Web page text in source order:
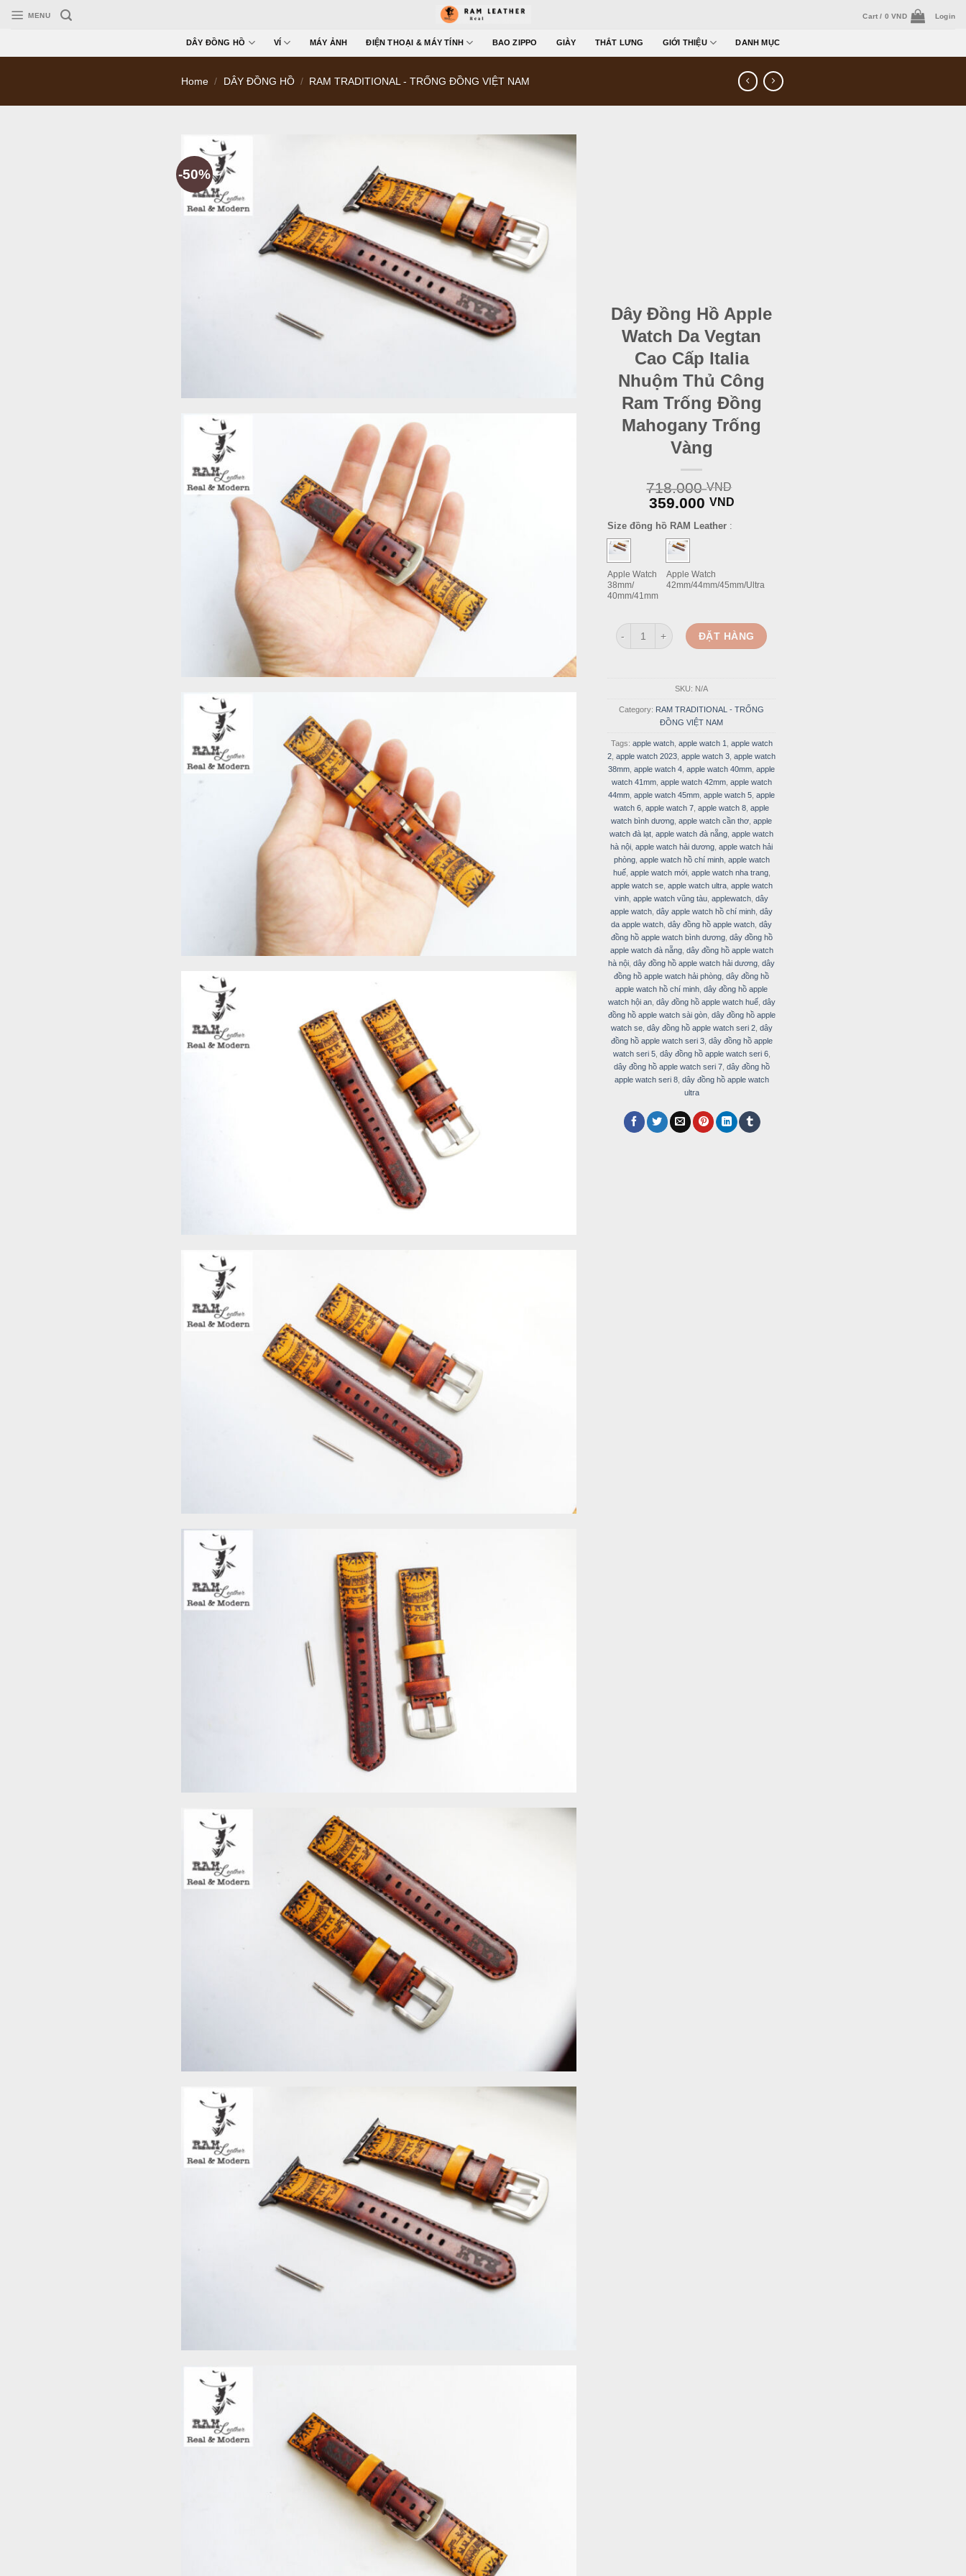
MENU Cart / 0VND Login
DÂY ĐỒNG HỒ VÍ MÁY ẢNH ĐIỆN THOẠI & MÁY TÍNH BAO ZIPPO GIÀY THẮT LƯNG GIỚI THIỆU DANH MỤC
Home / DÂY ĐỒNG HỒ / RAM TRADITIONAL - TRỐNG ĐỒNG VIỆT NAM
-50%
Dây Đồng Hồ Apple
Watch Da Vegtan
Cao Cấp Italia
Nhuộm Thủ Công
Ram Trống Đồng
Mahogany Trống
Vàng
718.000VND
Original
price
was:
718.000 VND.
359.000 VNDCurrent
Size đồng hồ RAM Leather :
Apple Watch
38mm/
40mm/41mm
Apple Watch
42mm/44mm/45mm/Ultra
Dây Đồng Hồ Apple Watch Da Vegtan Cao Cấp Italia Nhuộm Thủ Công Ram
ĐẶT HÀNG
SKU: N/A
Category: RAM TRADITIONAL - TRỐNG
ĐỒNG VIỆT NAM
Tags: apple watch, apple watch 1
apple watch
2 apple watch 2023 apple watch 3 apple watch
38mm apple watch 4 apple watch 40mm apple
watch 41mm, apple watch 42mm, apple watch
44mm apple watch 45mm apple watch 5 apple
watch 6 apple watch 7 apple watch 8 apple
watch bình dương apple watch cần thơ apple
watch đà lạt apple watch đà nẵng apple watch
hà nội apple watch hải dương apple watch hải
phòng, apple watch hồ chí minh, apple watch
huế, apple watch mới, apple watch nha trang,
apple watch se, apple watch ultra, apple watch
vinh apple watch vũng tàu applewatch dây
apple watch dây apple watch hồ chí minh dây
da apple watch dây đồng hồ apple watch dây
đồng hồ apple watch bình dương, dây đồng hồ
apple watch đà nẵng, dây đồng hồ apple watch
hà nội dây đồng hồ apple watch hải dương dây
đồng hồ apple watch hải phòng dây đồng hồ
apple watch hồ chí minh dây đồng hồ apple
watch hội an, dây đồng hồ apple watch huế, dây
đồng hồ apple watch sài gòn, dây đồng hồ apple
watch se, dây đồng hồ apple watch seri 2, dây
đồng hồ apple watch seri 3, dây đồng hồ apple
watch seri 5, dây đồng hồ apple watch seri 6,
dây đồng hồ apple watch seri 7, dây đồng hồ
apple watch seri 8, dây đồng hồ apple watch
ultra